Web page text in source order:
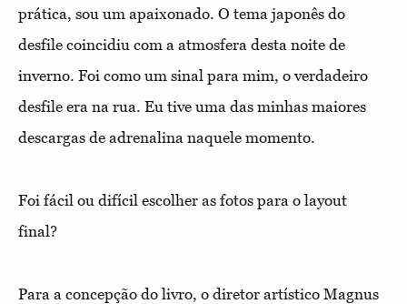
prática, sou um apaixonado. O tema japonês do
desfile coincidiu com a atmosfera desta noite de
inverno. Foi como um sinal para mim, o verdadeiro
desfile era na rua. Eu tive uma das minhas maiores
descargas de adrenalina naquele momento.
Foi fácil ou difícil escolher as fotos para o layout
final?
Para a concepção do livro, o diretor artístico Magnus